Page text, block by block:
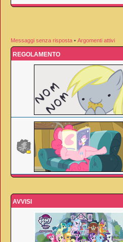
Messaggi senza risposta • Argomenti attivi
REGOLAMENTO
AVVISI